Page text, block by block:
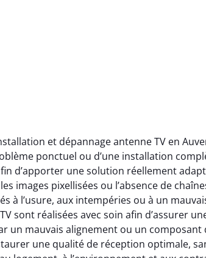
et dépannage antenne TV en
ponctuel ou d’une installation
d’apporter une solution réellement
images pixellisées ou l’absence de
à l’usure, aux intempéries ou à un
sont réalisées avec soin afin d’assurer
un mauvais alignement ou un
une qualité de réception optimale,